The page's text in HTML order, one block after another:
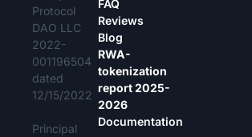
Protocol
DAO LLC
2022-
001196504
dated
12/15/2022
Principal
FAQ
Reviews
Blog
RWA-
tokenization
report 2025-
2026
Documentation